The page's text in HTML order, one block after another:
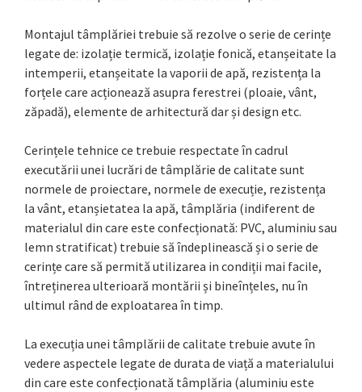
Montajul tâmplăriei trebuie să rezolve o serie de cerințe
legate de: izolație termică, izolație fonică, etanșeitate la
intemperii, etanșeitate la vaporii de apă, rezistența la
forțele care acționează asupra ferestrei (ploaie, vânt,
zăpadă), elemente de arhitectură dar și design etc.
Cerințele tehnice ce trebuie respectate în cadrul
executării unei lucrări de tâmplărie de calitate sunt
normele de proiectare, normele de execuție, rezistența
la vânt, etanșietatea la apă, tâmplăria (indiferent de
materialul din care este confecționată: PVC, aluminiu sau
lemn stratificat) trebuie să îndeplinească și o serie de
cerințe care să permită utilizarea in condiții mai facile,
întreținerea ulterioară montării și bineînțeles, nu în
ultimul rând de exploatarea în timp.
La execuția unei tâmplării de calitate trebuie avute în
vedere aspectele legate de durata de viață a materialului
din care este confecționată tâmplăria (aluminiu este